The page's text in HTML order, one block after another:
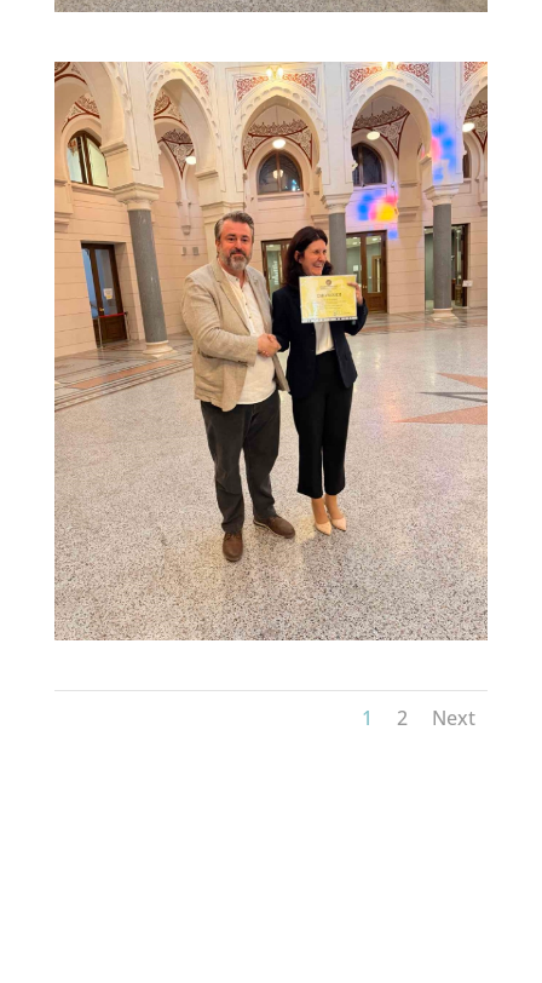
1 2 Next